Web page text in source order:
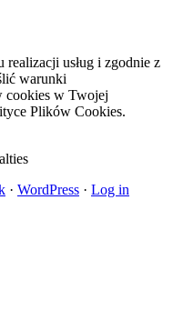
usług i zgodnie z
warunki
cookies w Twojej
Plików Cookies.
· WordPress · Log in